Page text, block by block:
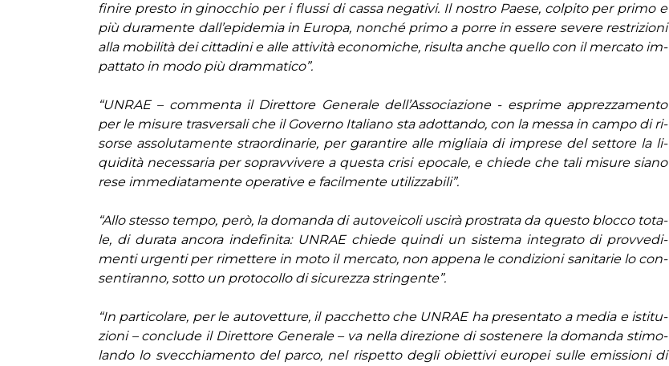
fi­ni­re pre­sto in gi­noc­chio per i flus­si di cas­sa ne­ga­ti­vi. Il no­stro Pae­se, col­pi­to per pri­mo e
più du­ra­men­te dal­l’e­pi­de­mia in Eu­ro­pa, non­ché pri­mo a por­re in es­se­re se­ve­re re­stri­zio­ni
al­la mo­bi­li­tà dei cit­ta­di­ni e al­le at­ti­vi­tà eco­no­mi­che, ri­sul­ta an­che quel­lo con il mer­ca­to im­
pat­ta­to in mo­do più dram­ma­ti­co”.
“UN­RAE – com­men­ta il Di­ret­to­re Ge­ne­ra­le del­l’As­so­cia­zio­ne - espri­me ap­prez­za­men­to
per le mi­su­re tra­sver­sa­li che il Go­ver­no Ita­lia­no sta adot­tan­do, con la mes­sa in cam­po di ri­
sor­se as­so­lu­ta­men­te straor­di­na­rie, per ga­ran­ti­re al­le mi­glia­ia di im­pre­se del set­to­re la li­
qui­di­tà ne­ces­sa­ria per so­prav­vi­ve­re a que­sta cri­si epo­ca­le, e chie­de che ta­li mi­su­re sia­no
re­se im­me­dia­ta­men­te ope­ra­ti­ve e fa­cil­men­te uti­liz­za­bi­li”.
“Al­lo stes­so tem­po, pe­rò, la do­man­da di au­to­vei­co­li usci­rà pro­stra­ta da que­sto bloc­co to­ta­
le, di du­ra­ta an­co­ra in­de­fi­ni­ta: UN­RAE chie­de quin­di un si­ste­ma in­te­gra­to di prov­ve­di­
men­ti ur­gen­ti per ri­met­te­re in mo­to il mer­ca­to, non ap­pe­na le con­di­zio­ni sa­ni­ta­rie lo con­
sen­ti­ran­no, sot­to un pro­to­col­lo di si­cu­rez­za strin­gen­te”.
“In par­ti­co­la­re, per le au­to­vet­tu­re, il pac­chet­to che UN­RAE ha pre­sen­ta­to a me­dia e isti­tu­
zio­ni – con­clu­de il Di­ret­to­re Ge­ne­ra­le – va nel­la di­re­zio­ne di so­ste­ne­re la do­man­da sti­mo­
lan­do lo svec­chia­men­to del par­co, nel ri­spet­to de­gli obiet­ti­vi eu­ro­pei sul­le emis­sio­ni di